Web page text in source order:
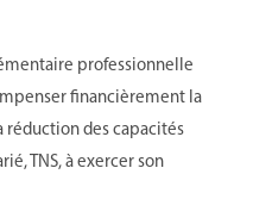
professionnelle
financièrement la
réduction des capacités
TNS, à exercer son